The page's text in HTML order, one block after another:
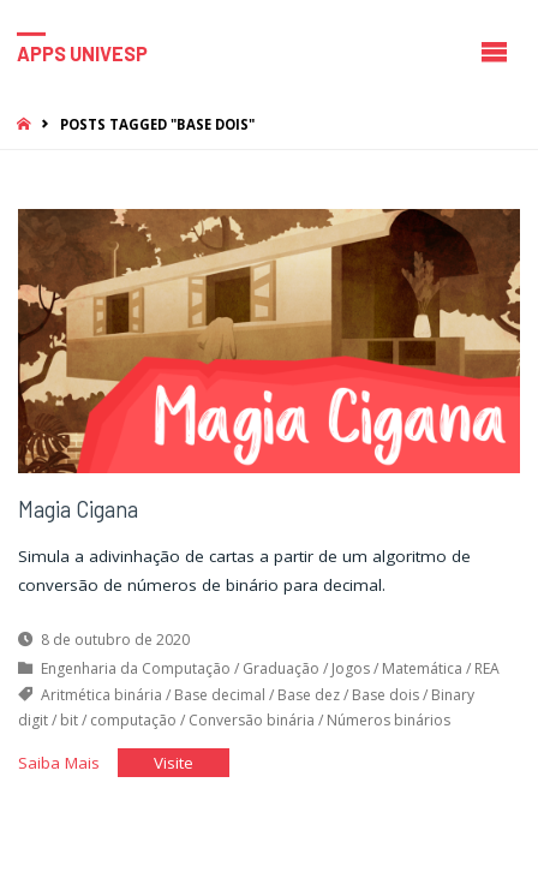
APPS UNIVESP
HOMEPOSTS TAGGED "BASE DOIS"
Magia Cigana
Simula a adivinhação de cartas a partir de um algoritmo de
conversão de números de binário para decimal.
8 de outubro de 2020
Engenharia da Computação / Graduação / Jogos/ Matemática / REA
Aritmética binária / Base decimal / Base dez/ Base dois/ Binary
digit/ bit/ computação / Conversão binária / Números binários
Saiba Mais"Magia
Visite"Magia